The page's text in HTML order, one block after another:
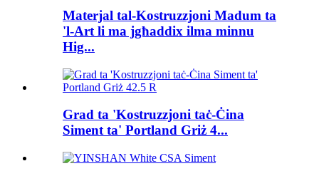
Materjal tal-Kostruzzjoni Madum ta
'l-Art li ma jgħaddix ilma minnu
Hig...
Grad ta 'Kostruzzjoni taċ-Ċina
Siment ta' Portland Griż 4...